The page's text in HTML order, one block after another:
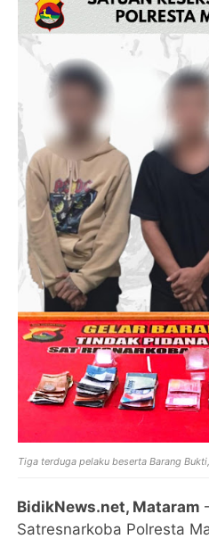
Tiga terduga pelaku beserta Barang
BidikNews.net, Mataram
Satresnarkoba Polresta